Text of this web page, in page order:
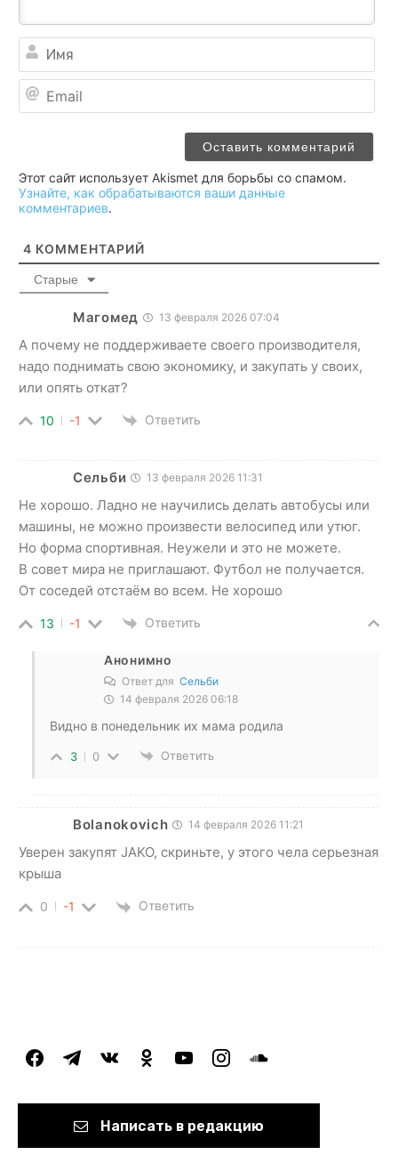
Этот сайт использует Akismet для борьбы со спамом.
Узнайте, как обрабатываются ваши данные
комментариев.
4 КОММЕНТАРИЙ
Старые
Магомед 13 февраля 2026 07:04
А почему не поддерживаете своего производителя,
надо поднимать свою экономику, и закупать у своих,
или опять откат?
10 -1 Ответить
Сельби 13 февраля 2026 11:31
Не хорошо. Ладно не научились делать автобусы или
машины, не можно произвести велосипед или утюг.
Но форма спортивная. Неужели и это не можете.
В совет мира не приглашают. Футбол не получается.
От соседей отстаём во всем. Не хорошо
13 -1 Ответить
Анонимно
Ответ для Сельби
14 февраля 2026 06:18
Видно в понедельник их мама родила
3 0 Ответить
Bolanokovich 14 февраля 2026 11:21
Уверен закупят JAKO, скриньте, у этого чела серьезная
крыша
0 -1 Ответить
facebooktelegramvkontakteodnoklassniki
youtubeinstagramsoundcloud
Написать в редакцию